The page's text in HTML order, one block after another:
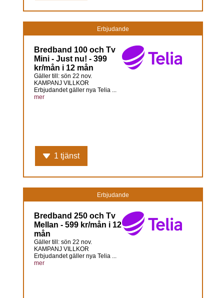
Erbjudande
Bredband 100 och Tv
Mini - Just nu! - 399
kr/mån i 12 mån
Gäller till: sön 22 nov.
KAMPANJ VILLKOR
Erbjudandet gäller nya Telia ...
mer
1 tjänst
Erbjudande
Bredband 250 och Tv
Mellan - 599 kr/mån i 12
mån
Gäller till: sön 22 nov.
KAMPANJ VILLKOR
Erbjudandet gäller nya Telia ...
mer